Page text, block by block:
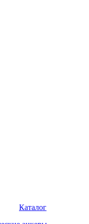
Каталог